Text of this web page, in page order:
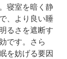
寝室を暗く静
、より良い睡
るさを遮断す
です。さら
を妨げる要因